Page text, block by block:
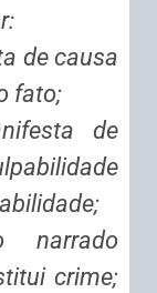
de causa
fato;
de
crime;